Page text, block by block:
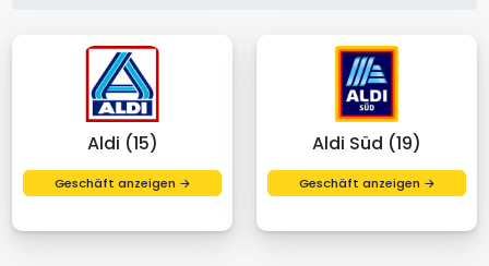
Aldi (15)
Geschäft anzeigen →
Aldi Süd (19)
Geschäft anzeigen →